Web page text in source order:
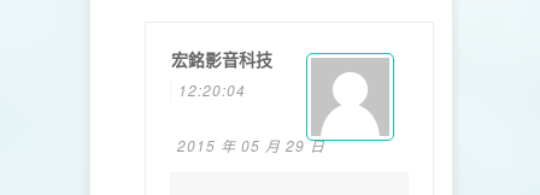
宏銘影音科技
12:20:04
2015 年 05 月 29 日